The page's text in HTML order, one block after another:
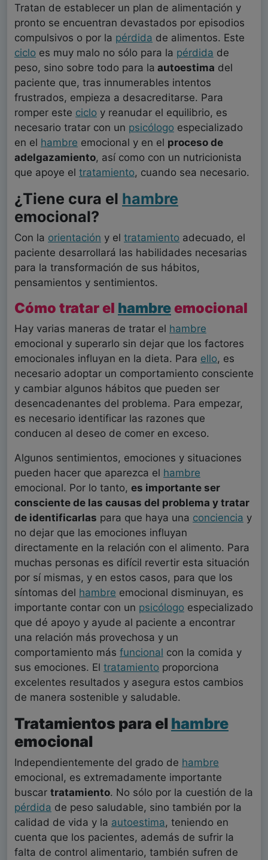
Tratan de establecer un plan de alimentación y
pronto se encuentran devastados por episodios
compulsivos o por la pérdida de alimentos. Este
ciclo es muy malo no sólo para la pérdida de
peso, sino sobre todo para la autoestima del
paciente que, tras innumerables intentos
frustrados, empieza a desacreditarse. Para
romper este ciclo y reanudar el equilibrio, es
necesario tratar con un psicólogo especializado
en el hambre emocional y en el proceso de
adelgazamiento, así como con un nutricionista
que apoye el tratamiento, cuando sea necesario.
¿Tiene cura el hambre
emocional?
Con la orientación y el tratamiento adecuado, el
paciente desarrollará las habilidades necesarias
para la transformación de sus hábitos,
pensamientos y sentimientos.
Cómo tratar el hambreemocional
Hay varias maneras de tratar el hambre
emocional y superarlo sin dejar que los factores
emocionales influyan en la dieta. Para ello, es
necesario adoptar un comportamiento consciente
y cambiar algunos hábitos que pueden ser
desencadenantes del problema. Para empezar,
es necesario identificar las razones que
conducen al deseo de comer en exceso.
Algunos sentimientos, emociones y situaciones
pueden hacer que aparezca el hambre
emocional. Por lo tanto, es importante ser
consciente de las causas del problema y tratar
de identificarlas para que haya una conciencia y
no dejar que las emociones influyan
directamente en la relación con el alimento. Para
muchas personas es difícil revertir esta situación
por sí mismas, y en estos casos, para que los
síntomas del hambre emocional disminuyan, es
importante contar con un psicólogo especializado
que dé apoyo y ayude al paciente a encontrar
una relación más provechosa y un
comportamiento más funcional con la comida y
sus emociones. El tratamiento proporciona
excelentes resultados y asegura estos cambios
de manera sostenible y saludable.
Tratamientos para el hambre
emocional
Independientemente del grado de hambre
emocional, es extremadamente importante
buscar tratamiento. No sólo por la cuestión de la
pérdida de peso saludable, sino también por la
calidad de vida y la autoestima, teniendo en
cuenta que los pacientes, además de sufrir la
falta de control alimentario, también sufren de